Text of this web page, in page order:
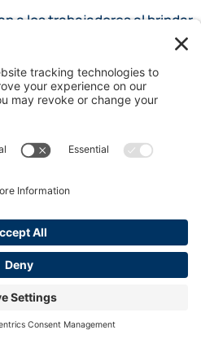
a los trabajadores al brindar
legal completa,
sus derechos y los
violaciones en el lugar
así prácticas laborales
suelen
como el salario mínimo,
extras, los estándares de
las políticas contra la